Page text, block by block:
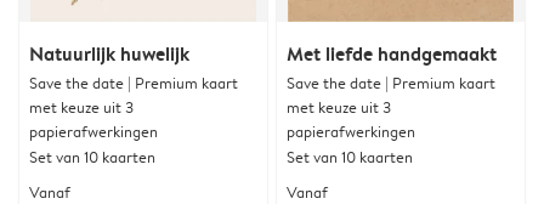
Natuurlijk huwelijk
Save the date | Premium kaart
met keuze uit 3
papierafwerkingen
Set van 10 kaarten
Vanaf
Met liefde handgemaakt
Save the date | Premium kaart
met keuze uit 3
papierafwerkingen
Set van 10 kaarten
Vanaf